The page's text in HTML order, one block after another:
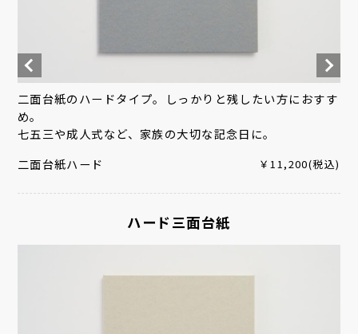
二面台紙のハードタイプ。しっかりと残したい方におすす
め。
七五三や成人式など、家族の大切な記念日に。
二面台紙ハード ￥11,200(税込)
ハード三面台紙